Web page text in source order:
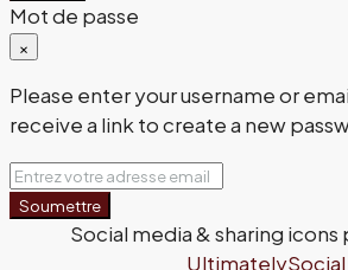
Mot de passe
×
Please enter your username or
receive a link to create a new
Soumettre
Social media & sharing
UltimatelySocial